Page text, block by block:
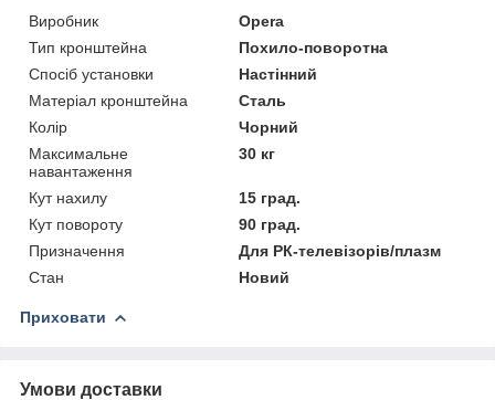
Виробник
Opera
Тип кронштейна
Похило-поворотна
Спосіб установки
Настінний
Матеріал кронштейна
Сталь
Колір
Чорний
Максимальне
навантаження
30 кг
Кут нахилу
15 град.
Кут повороту
90 град.
Призначення
Для РК-телевізорів/плазм
Стан
Новий
Приховати
Умови доставки